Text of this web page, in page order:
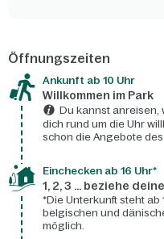
Öffnungszeiten
Ankunft ab 10 Uhr
Willkommen im Park
Du kannst anreisen,
dich rund um die Uhr
schon die Angebote
Einchecken ab 16 Uhr*
1, 2, 3 ... beziehe
*Die Unterkunft steht ab
belgischen und
möglich.